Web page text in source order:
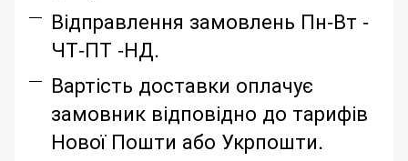
Відправлення замовлень Пн-Вт -
ЧТ-ПТ -НД.
Вартість доставки оплачує
замовник відповідно до тарифів
Нової Пошти або Укрпошти.